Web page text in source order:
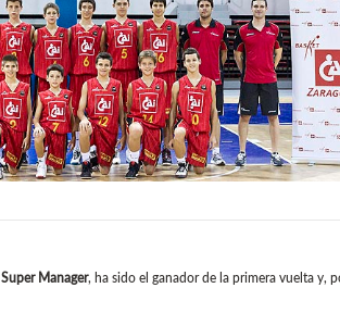
Super Manager, ha sido el ganador de la primera vuelta y,